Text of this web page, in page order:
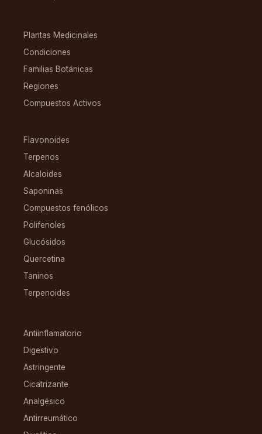
Plantas Medicinales
Condiciones
Familias Botánicas
Regiones
Compuestos Activos
Flavonoides
Terpenos
Alcaloides
Saponinas
Compuestos fenólicos
Polifenoles
Glucósidos
Quercetina
Taninos
Terpenoides
Antiinflamatorio
Digestivo
Astringente
Cicatrizante
Analgésico
Antirreumático